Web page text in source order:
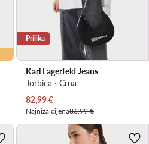
Prilika
Karl Lagerfeld Jeans
Torbica · Crna
Trenutna cijena
82,99€
Najniža cijena86,99 €